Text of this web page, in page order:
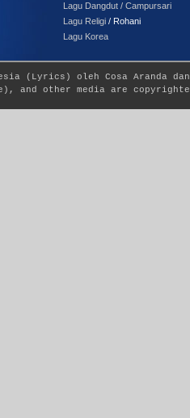
Lagu Dangdut / Campursari
Lagu Religi / Rohani
Lagu Korea
( Lyrics ) oleh Cosa Aranda
and other media are